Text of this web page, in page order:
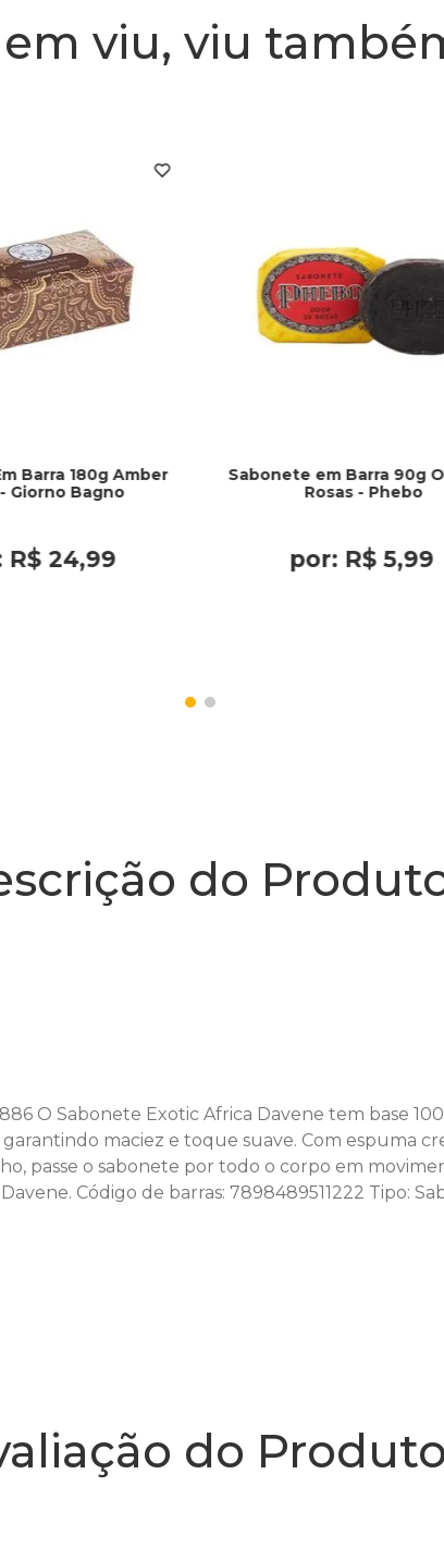
viu, viu
Barra 180g Amber
Giorno Bagno
R$ 24,99
Sabonete em Barra 90g
Rosas - Phebo
por: R$ 5,99
do
O Sabonete Exotic Africa Davene tem base
maciez e toque suave. Com espuma
passe o sabonete por todo o corpo em
Código de barras: 7898489511222 Tipo:
do Produto